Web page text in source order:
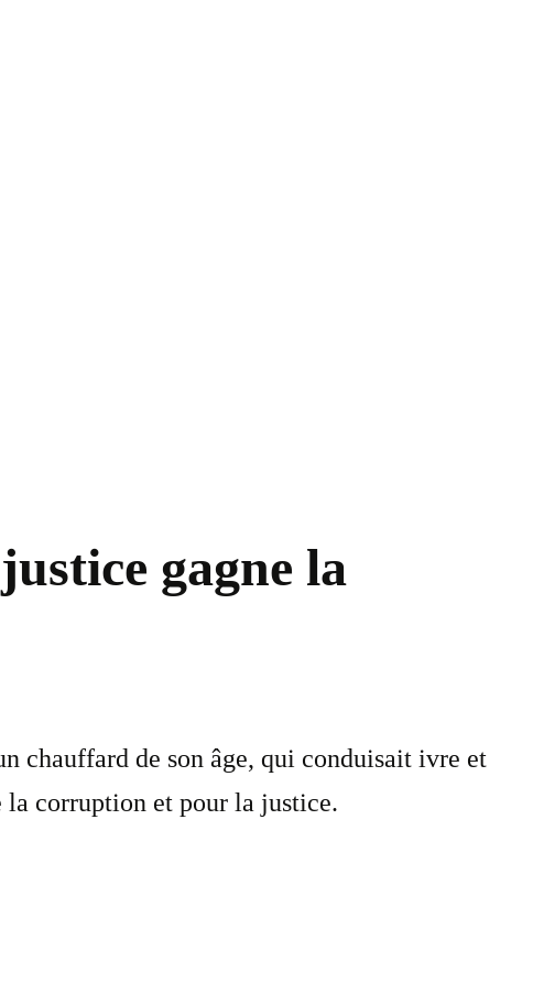
gagne la
chauffard de son âge, qui conduisait ivre et
la corruption et pour la justice.